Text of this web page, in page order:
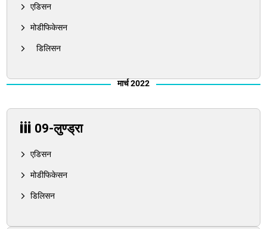
एडिसन
मोडीफिकेसन
डिलिसन
मार्च 2022
09-लुण्ड्रा
एडिसन
मोडीफिकेसन
डिलिसन